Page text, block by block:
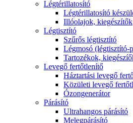
Légtérillatosító
Légtérillatosító
Illóolajok, kiegészítők
Légtisztító
Szűrős légtisztító
Légmosó (légtisztító-
Tartozékok,
Levegő fertőtlenítő
Háztartási levegő
Közületi levegő
Ózongenerátor
Párásító
Ultrahangos párásító
Melegpárásító